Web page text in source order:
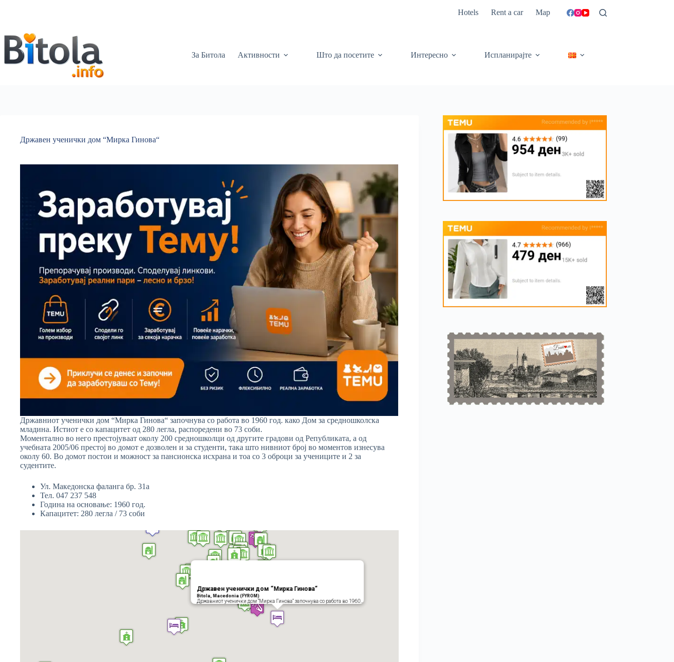
Hotels Rent a car Map
За Битола Активности Што да посетите Интересно Испланирајте
Државен ученички дом “Мирка Гинова“
Државниот ученички дом “Мирка Гинова“ започнува со работа во 1960 год. како Дом за средношколска
младина. Истиот е со капацитет од 280 легла, распоредени во 73 соби.
Моментално во него престојуваат околу 200 средношколци од другите градови од Републиката, а од
учебната 2005/06 престој во домот е дозволен и за студенти, така што нивниот број во моментов изнесува
околу 60. Во домот постои и можност за пансионска исхрана и тоа со 3 оброци за учениците и 2 за
судентите.
Ул. Македонска фаланга бр. 31а
Тел. 047 237 548
Година на основање: 1960 год.
Капацитет: 280 легла / 73 соби
Државен ученички дом “Мирка Гинова“
Bitola, Macedonia (FYROM)
Државниот ученички дом “Мирка Гинова“ започнува со работа во 1960…